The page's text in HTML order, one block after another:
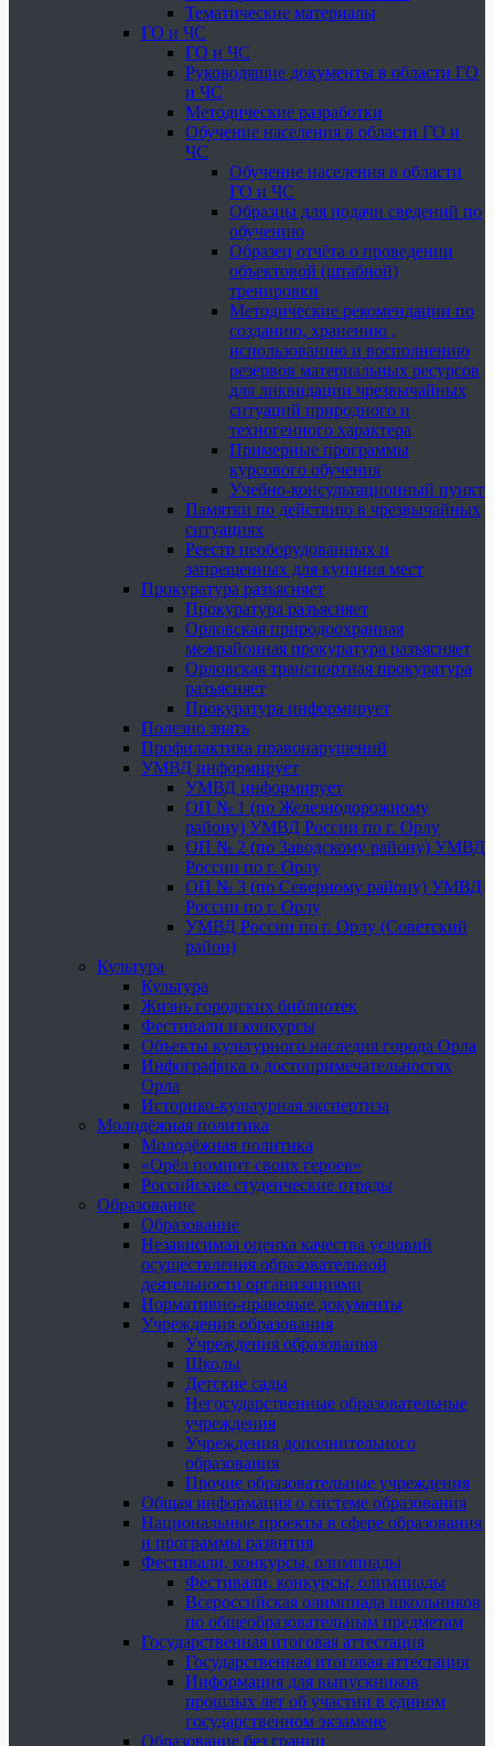
Тематические материалы
ГО и ЧС
ГО и ЧС
Руководящие документы в области ГО
и ЧС
Методические разработки
Обучение населения в области ГО и
ЧС
Обучение населения в области
ГО и ЧС
Образцы для подачи сведений по
обучению
Образец отчёта о проведении
объектовой (штабной)
тренировки
Методические рекомендации по
созданию, хранению ,
использованию и восполнению
резервов материальных ресурсов
для ликвидации чрезвычайных
ситуаций природного и
техногенного характера
Примерные программы
курсового обучения
Учебно-консультационный пункт
Памятки по действию в чрезвычайных
ситуациях
Реестр необорудованных и
запрещенных для купания мест
Прокуратура разъясняет
Прокуратура разъясняет
Орловская природоохранная
межрайонная прокуратура разъясняет
Орловская транспортная прокуратура
разъясняет
Прокуратура информирует
Полезно знать
Профилактика правонарушений
УМВД информирует
УМВД информирует
ОП № 1 (по Железнодорожному
району) УМВД России по г. Орлу
ОП № 2 (по Заводскому району) УМВД
России по г. Орлу
ОП № 3 (по Северному району) УМВД
России по г. Орлу
УМВД России по г. Орлу (Советский
район)
Культура
Культура
Жизнь городских библиотек
Фестивали и конкурсы
Объекты культурного наследия города Орла
Инфографика о достопримечательностях
Орла
Историко-культурная экспертиза
Молодёжная политика
Молодёжная политика
«Орёл помнит своих героев»
Российские студенческие отряды
Образование
Образование
Независимая оценка качества условий
осуществления образовательной
деятельности организациями
Нормативно-правовые документы
Учреждения образования
Учреждения образования
Школы
Детские сады
Негосударственные образовательные
учреждения
Учреждения дополнительного
образования
Прочие образовательные учреждения
Общая информация о системе образования
Национальные проекты в сфере образования
и программы развития
Фестивали, конкурсы, олимпиады
Фестивали, конкурсы, олимпиады
Всероссийская олимпиада школьников
по общеобразовательным предметам
Государственная итоговая аттестация
Государственная итоговая аттестация
Информация для выпускников
прошлых лет об участии в едином
государственном экзамене
Образование без границ